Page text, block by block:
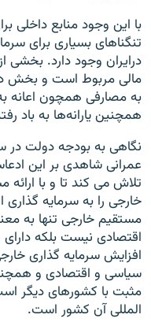
با این وجود منابع داخلی
تنگناهای بسیاری برای
درایران وجود دارد. بخشی
مالی مربوط است و بخش
به مصارفی همچون اعانه
همچنین یارانه‌ها به باد
نگاهی به بودجه دولت
عمرانی شاهدی بر این
تلاش می کند تا و با
خارجی را به سرمایه
مستقیم خارجی تنها به
اقتصادی نیست بلکه
افزایش سرمایه گذاری
سیاسی و اقتصادی و
مثبت با کشورهای دیگر
المللی آن کشور است.